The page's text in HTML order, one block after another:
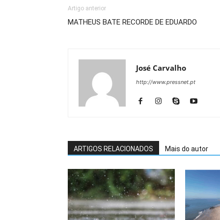
Artigo anterior
MATHEUS BATE RECORDE DE EDUARDO
José Carvalho
http://www.pressnet.pt
ARTIGOS RELACIONADOS Mais do autor